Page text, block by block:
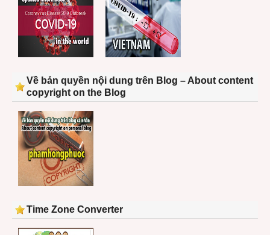
Về bản quyền nội dung trên Blog – About content
copyright on the Blog
Time Zone Converter